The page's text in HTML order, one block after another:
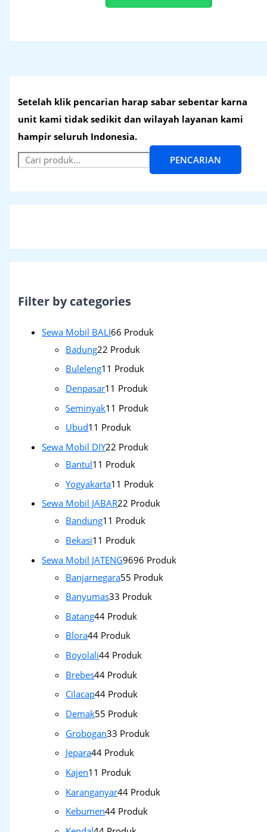
Setelah klik pencarian harap sabar sebentar karna
unit kami tidak sedikit dan wilayah layanan kami
hampir seluruh Indonesia.
PENCARIAN
Filter by categories
Sewa Mobil BALI66 Produk
Badung22 Produk
Buleleng1 1 Produk
Denpasar1 1 Produk
Seminyak1 1 Produk
Ubud1 1 Produk
Sewa Mobil DIY22 Produk
Bantul1 1 Produk
Yogyakarta1 1 Produk
Sewa Mobil JABAR22 Produk
Bandung1 1 Produk
Bekasi1 1 Produk
Sewa Mobil JATENG9696 Produk
Banjarnegara55 Produk
Banyumas33 Produk
Batang44 Produk
Blora44 Produk
Boyolali44 Produk
Brebes44 Produk
Cilacap44 Produk
Demak55 Produk
Grobogan33 Produk
Jepara44 Produk
Kajen1 1 Produk
Karanganyar44 Produk
Kebumen44 Produk